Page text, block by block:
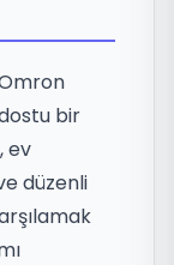
bir
ev
düzenli